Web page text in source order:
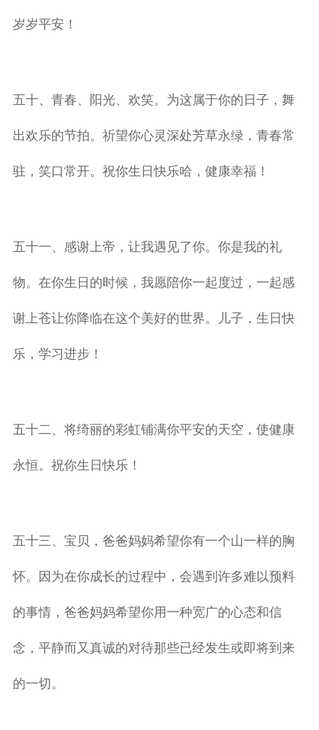
岁岁平安！
五十、青春、阳光、欢笑。为这属于你的日子，舞
出欢乐的节拍。祈望你心灵深处芳草永绿，青春常
驻，笑口常开。祝你生日快乐哈，健康幸福！
五十一、感谢上帝，让我遇见了你。你是我的礼
物。在你生日的时候，我愿陪你一起度过，一起感
谢上苍让你降临在这个美好的世界。儿子，生日快
乐，学习进步！
五十二、将绮丽的彩虹铺满你平安的天空，使健康
永恒。祝你生日快乐！
五十三、宝贝，爸爸妈妈希望你有一个山一样的胸
怀。因为在你成长的过程中，会遇到许多难以预料
的事情，爸爸妈妈希望你用一种宽广的心态和信
念，平静而又真诚的对待那些已经发生或即将到来
的一切。